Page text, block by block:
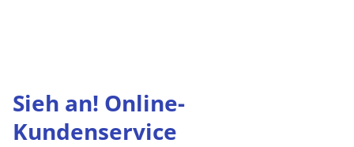
Sieh an! Online-
Kundenservice